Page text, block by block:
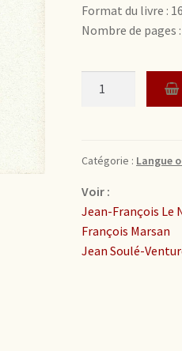
Format du livre :
Nombre de pages
Catégorie : Langue
Voir :
Jean-François Le
François Marsan
Jean Soulé-